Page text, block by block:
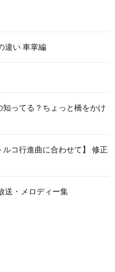
違い 車掌編
ってる？ちょっと橋をかけ
コ行進曲に合わせて】 修正
送・メロディー集